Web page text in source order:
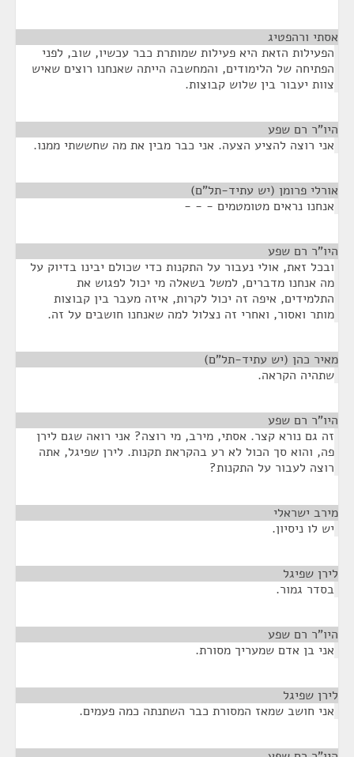
אסתי ורהפטיג
הפעילות הזאת היא פעילות שמותרת כבר עכשיו, שוב, לפני
הפתיחה של הלימודים, והמחשבה הייתה שאנחנו רוצים שאיש
צוות יעבור בין שלוש קבוצות.
היו"ר רם שפע
אני רוצה להציע הצעה. אני כבר מבין את מה שחששתי ממנו.
אורלי פרומן (יש עתיד-תל"ם)
אנחנו נראים מטומטמים - - -
היו"ר רם שפע
ובכל זאת, אולי נעבור על התקנות כדי שכולם יבינו בדיוק על
מה אנחנו מדברים, למשל בשאלה מי יכול לפגוש את
התלמידים, איפה זה יכול לקרות, איזה מעבר בין קבוצות
מותר ואסור, ואחרי זה נצלול למה שאנחנו חושבים על זה.
מאיר כהן (יש עתיד-תל"ם)
שתהיה הקראה.
היו"ר רם שפע
זה גם נורא קצר. אסתי, מירב, מי רוצה? אני רואה שגם לירן
פה, והוא סך הכול לא רע בהקראת תקנות. לירן שפיגל, אתה
רוצה לעבור על התקנות?
מירב ישראלי
יש לו ניסיון.
לירן שפיגל
בסדר גמור.
היו"ר רם שפע
אני בן אדם שמעריך מסורת.
לירן שפיגל
אני חושב שמאז המסורת כבר השתנתה כמה פעמים.